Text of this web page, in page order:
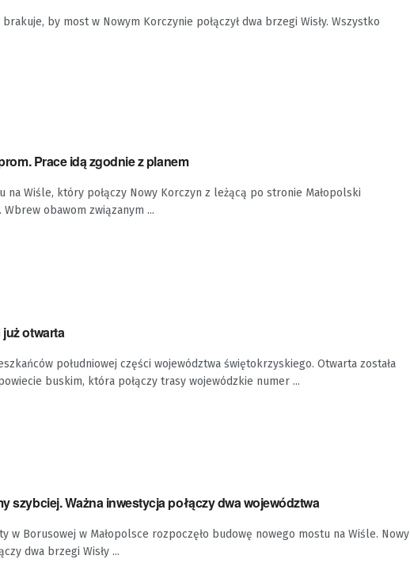
by most w Nowym Korczynie połączył dwa brzegi Wisły. Wszystko
Prace idą zgodnie z planem
na Wiśle, który połączy Nowy Korczyn z leżącą po stronie Małopolski
obawom związanym ...
otwarta
południowej części województwa świętokrzyskiego. Otwarta została
buskim, która połączy trasy wojewódzkie numer ...
szybciej. Ważna inwestycja połączy dwa województwa
w Borusowej w Małopolsce rozpoczęło budowę nowego mostu na Wiśle. Nowy
dwa brzegi Wisły ...